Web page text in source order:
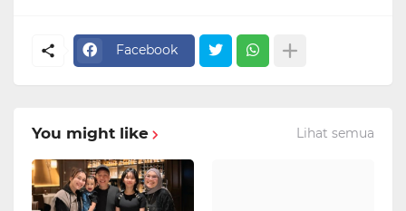
Facebook
You might like Lihat semua